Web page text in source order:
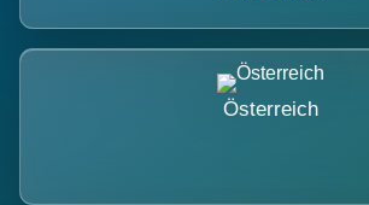
Österreich